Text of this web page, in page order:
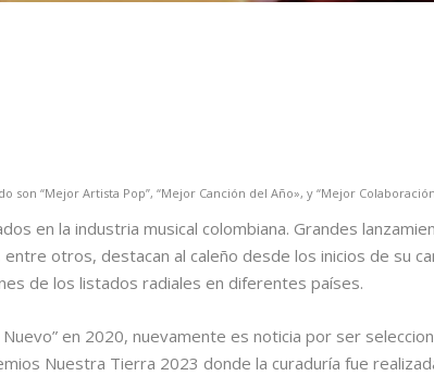
son “Mejor Artista Pop”, “Mejor Canción del Año», y “Mejor
en la industria musical colombiana. Grandes
entre otros, destacan al caleño desde los inicios de su
de los listados radiales en diferentes países.
en 2020, nuevamente es noticia por ser
Nuestra Tierra 2023 donde la curaduría fue